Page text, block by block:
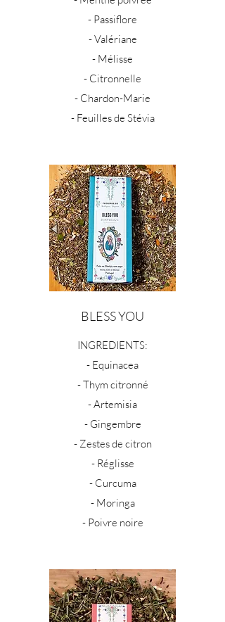
- Passiflore
- Valériane
- Mélisse
- Citronnelle
- Chardon-Marie
- Feuilles de Stévia
BLESS YOU
INGREDIENTS:
- Equinacea
- Thym citronné
- Artemisia
- Gingembre
- Zestes de citron
- Réglisse
- Curcuma
- Moringa